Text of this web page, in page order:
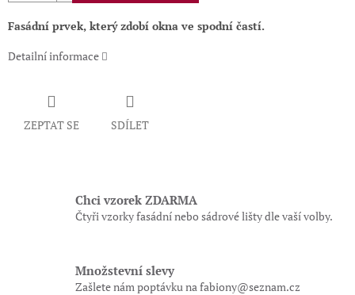
Fasádní prvek, který zdobí okna ve spodní častí.
Detailní informace
ZEPTAT SE SDÍLET
Chci vzorek ZDARMA
Čtyři vzorky fasádní nebo sádrové lišty dle vaší volby.
Množstevní slevy
Zašlete nám poptávku na fabiony@seznam.cz